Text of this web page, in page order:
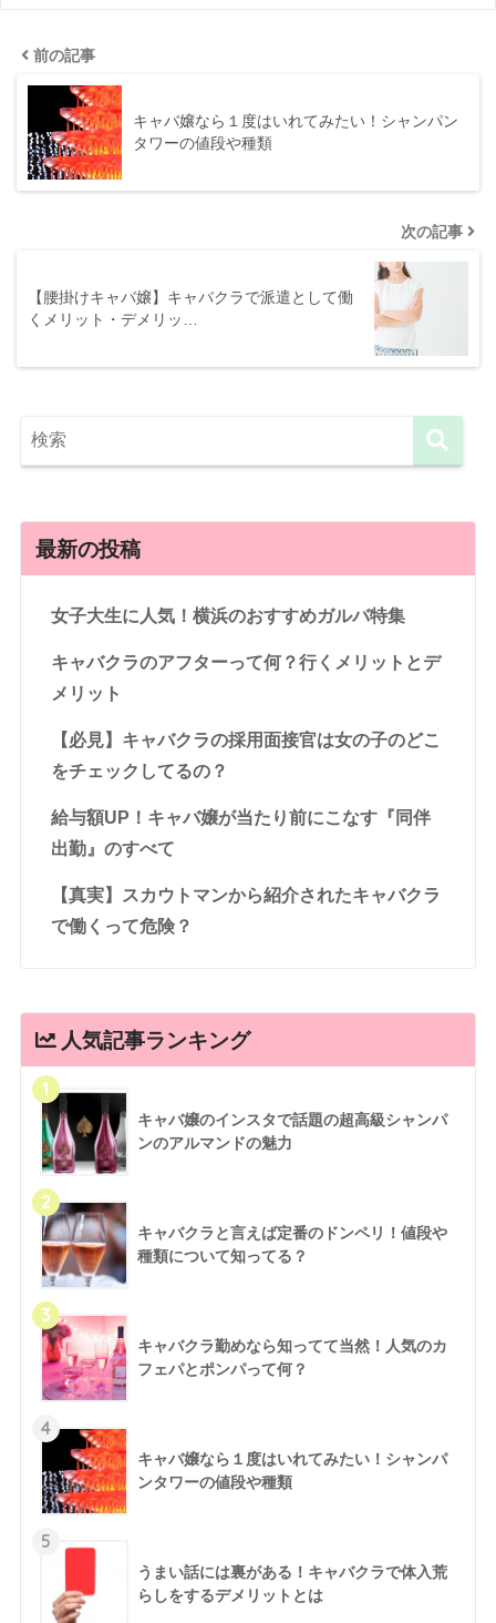
前の記事
キャバ嬢なら１度はいれてみたい！シャンパン
タワーの値段や種類
次の記事
【腰掛けキャバ嬢】キャバクラで派遣として働
くメリット・デメリッ…
最新の投稿
女子大生に人気！横浜のおすすめガルバ特集
キャバクラのアフターって何？行くメリットとデ
メリット
【必見】キャバクラの採用面接官は女の子のどこ
をチェックしてるの？
給与額UP！キャバ嬢が当たり前にこなす『同伴
出勤』のすべて
【真実】スカウトマンから紹介されたキャバクラ
で働くって危険？
人気記事ランキング
1
キャバ嬢のインスタで話題の超高級シャンパ
ンのアルマンドの魅力
2
キャバクラと言えば定番のドンペリ！値段や
種類について知ってる？
3
キャバクラ勤めなら知ってて当然！人気のカ
フェパとポンパって何？
4
キャバ嬢なら１度はいれてみたい！シャンパ
ンタワーの値段や種類
5
うまい話には裏がある！キャバクラで体入荒
らしをするデメリットとは